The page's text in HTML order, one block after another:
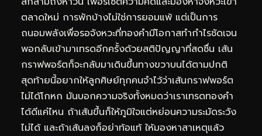
ตลาดใหม่ การพักบ้างไม่ใช่การยอมแพ้ แต่เป็นการ
ถนอมพลังเพื่อรอจังหวะที่ทองคำมีโอกาสทำกำไรชัดเจน
พอกลับเข้ามาเทรดอีกครั้งด้วยสติปัญญาที่สดชื่น เส้น
กราฟพอร์ตก็จะกลับมาเดินขึ้นทางขวาบนได้ตามปกติ
สุดท้ายนี้อยากให้ลูกศิษย์ทุกคนจำไว้ว่าเส้นกราฟพอร์ต
ไม่ได้โกหก มันบอกความจริงทั้งหมดว่าเราเทรดทองคำ
ได้ดีแค่ไหน ถ้าเส้นขึ้นก็ให้ภูมิใจแต่หย่อนความระมัดระวัง
ไม่ได้ และถ้าเส้นลงก็อย่าท้อแท้ ให้มองหาสาเหตุแล้ว